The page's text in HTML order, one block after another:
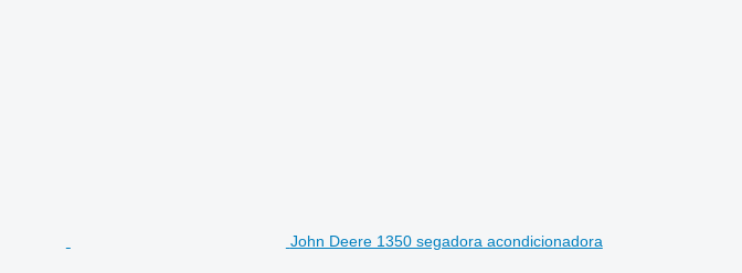
John Deere 1350 segadora acondicionadora